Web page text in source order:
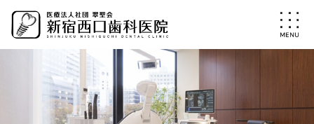
ン
ー